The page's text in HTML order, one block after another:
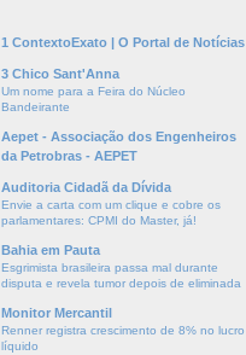
1 ContextoExato | O Portal de Notícias
3 Chico Sant'Anna
Um nome para a Feira do Núcleo
Bandeirante
Aepet - Associação dos Engenheiros
da Petrobras - AEPET
Auditoria Cidadã da Dívida
Envie a carta com um clique e cobre os
parlamentares: CPMI do Master, já!
Bahia em Pauta
Esgrimista brasileira passa mal durante
disputa e revela tumor depois de eliminada
Monitor Mercantil
Renner registra crescimento de 8% no lucro
líquido